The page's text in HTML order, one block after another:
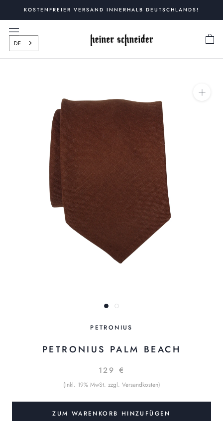
springen
KOSTENFREIER VERSAND INNERHALB DEUTSCHLANDS!
DE
PETRONIUS
PETRONIUS PALM BEACH
129 €
(Inkl. 19% MwSt. zzgl. Versandkosten)
ZUM WARENKORB HINZUFÜGEN